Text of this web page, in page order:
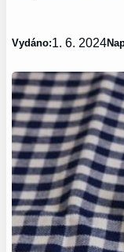
Vydáno:1. 6. 2024